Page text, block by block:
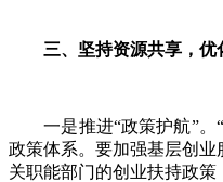
三、坚持资源共享，优
一是推进“政策护航”。“
政策体系。要加强基层创
关职能部门的创业扶持政